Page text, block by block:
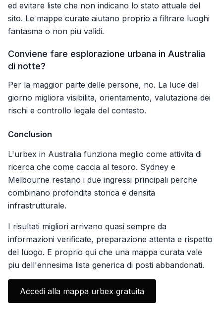
ed evitare liste che non indicano lo stato attuale del
sito. Le mappe curate aiutano proprio a filtrare luoghi
fantasma o non piu validi.
Conviene fare esplorazione urbana in Australia
di notte?
Per la maggior parte delle persone, no. La luce del
giorno migliora visibilita, orientamento, valutazione dei
rischi e controllo legale del contesto.
Conclusion
L'urbex in Australia funziona meglio come attivita di
ricerca che come caccia al tesoro. Sydney e
Melbourne restano i due ingressi principali perche
combinano profondita storica e densita
infrastrutturale.
I risultati migliori arrivano quasi sempre da
informazioni verificate, preparazione attenta e rispetto
del luogo. E proprio qui che una mappa curata vale
piu dell'ennesima lista generica di posti abbandonati.
Accedi alla mappa urbex gratuita